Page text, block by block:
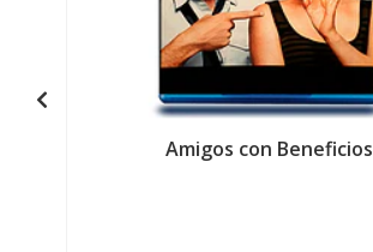
Amigos con Beneficios